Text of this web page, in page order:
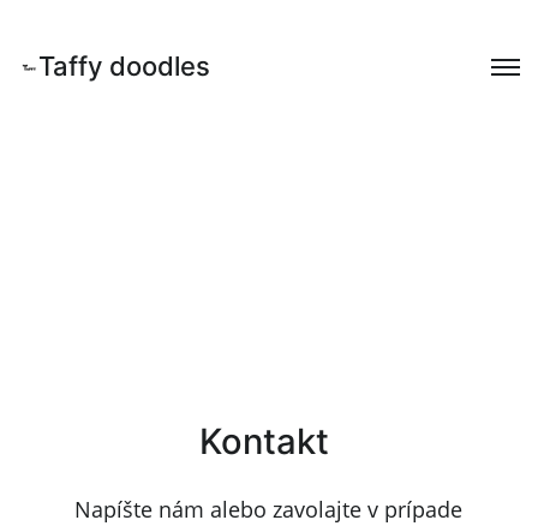
Taffy doodles
Kontakt
Napíšte nám alebo zavolajte v prípade